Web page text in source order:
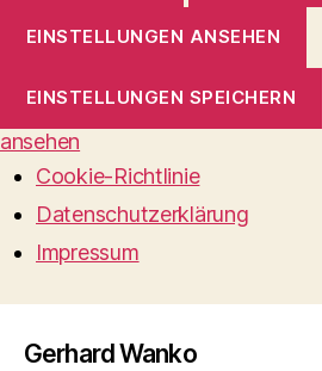
EINSTELLUNGEN ANSEHEN
EINSTELLUNGEN SPEICHERN
ansehen
Cookie-Richtlinie
Datenschutzerklärung
Impressum
Gerhard Wanko